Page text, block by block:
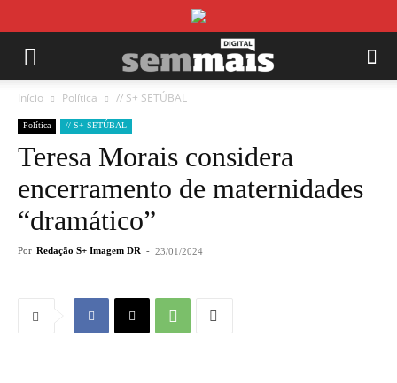
Início Política // S+ SETÚBAL
Política // S+ SETÚBAL
Teresa Morais considera
encerramento de maternidades
“dramático”
Por Redação S+ Imagem DR - 23/01/2024